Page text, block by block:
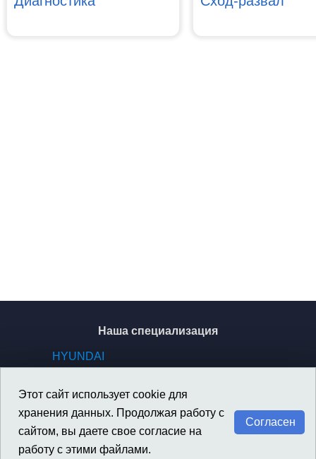
Наша специализация
HYUNDAI
GENESIS
SSANGYONG / KGM
Материалы
Этот сайт использует cookie для
хранения данных. Продолжая работу с
сайтом, вы даете свое согласие на
работу с этими файлами.
Согласен